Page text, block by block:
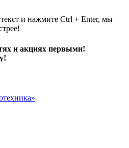
и нажмите Ctrl + Enter, мы
и акциях первыми!